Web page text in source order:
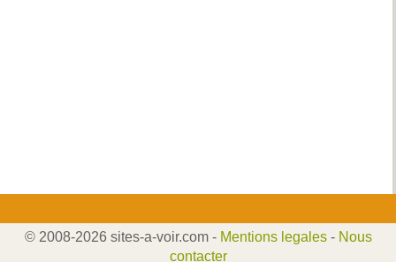
© 2008-2026 sites-a-voir.com - Mentions legales- Nous
contacter